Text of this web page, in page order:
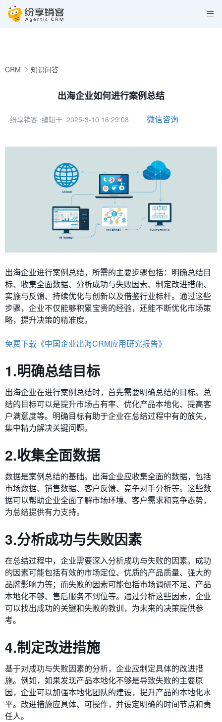
CRM 知识问答
出海企业如何进行案例总结
纷享销客 ⋅编辑于 2025-3-10 16:29:08 微信咨询
出海企业进行案例总结，所需的主要步骤包括：明确总结目
标、收集全面数据、分析成功与失败因素、制定改进措施、
实施与反馈、持续优化与创新以及借鉴行业标杆。通过这些
步骤，企业不仅能够积累宝贵的经验，还能不断优化市场策
略，提升决策的精准度。
免费下载《中国企业出海CRM应用研究报告》
1.明确总结目标
出海企业在进行案例总结时，首先需要明确总结的目标。总
结的目标可以是提升市场占有率、优化产品本地化、提高客
户满意度等。明确目标有助于企业在总结过程中有的放矢，
集中精力解决关键问题。
2.收集全面数据
数据是案例总结的基础。出海企业应收集全面的数据，包括
市场数据、销售数据、客户反馈、竞争对手分析等。这些数
据可以帮助企业全面了解市场环境、客户需求和竞争态势，
为总结提供有力支持。
3.分析成功与失败因素
在总结过程中，企业需要深入分析成功与失败的因素。成功
的因素可能包括有效的市场定位、优质的产品质量、强大的
品牌影响力等；而失败的因素可能包括市场调研不足、产品
本地化不够、售后服务不到位等。通过分析这些因素，企业
可以找出成功的关键和失败的教训，为未来的决策提供参
考。
4.制定改进措施
基于对成功与失败因素的分析，企业应制定具体的改进措
施。例如，如果发现产品本地化不够是导致失败的主要原
因，企业可以加强本地化团队的建设，提升产品的本地化水
平。改进措施应具体、可操作，并设定明确的时间节点和责
任人。